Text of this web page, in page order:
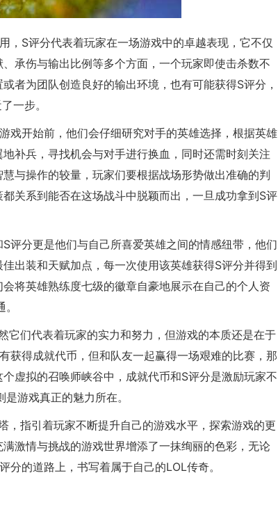
，S评分代表着玩家在一场游戏中的卓越表现，它不仅
承伤与输出比例等多个方面，一个玩家即使击杀数不
者为团队创造良好的输出环境，也有可能获得S评分，
一步。
戏开始前，他们会仔细研究对手的英雄选择，根据英雄
补兵，寻找机会与对手进行换血，同时还需时刻关注
与操作的较量，玩家们要根据战场形势做出准确的判
关系到能否在这场战斗中脱颖而出，一旦成功拿到S评
评分更是他们与自己所喜爱英雄之间的情感纽带，他们
出装和天赋加点，每一次使用该英雄获得S评分并得到
将英雄熟练度七级的徽章自豪地展示在自己的个人资
它们代表着玩家的实力和努力，但游戏的本质还是在于
获得成就代币，但和队友一起赢得一场艰难的比赛，那
虚拟的召唤师峡谷中，成就代币和S评分是激励玩家不
游戏真正的魅力所在。
，指引着玩家不断提升自己的游戏水平，探索游戏的更
激情与挑战的游戏世界增添了一抹绚丽的色彩，无论
的道路上，书写着属于自己的LOL传奇。